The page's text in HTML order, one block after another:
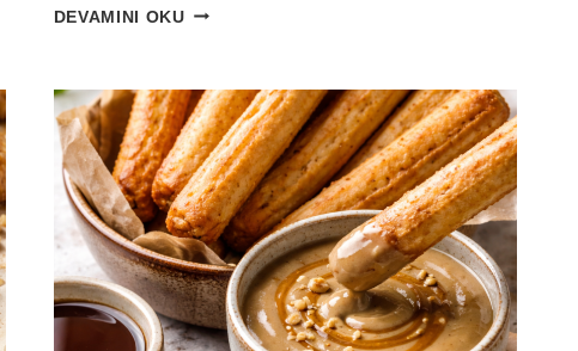
DEVAMINI OKUEVDE
TAHIN,
KAKAO
VE
BAL